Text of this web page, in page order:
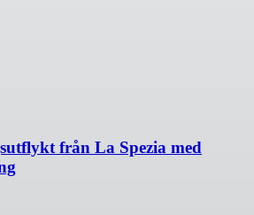
från La Spezia med